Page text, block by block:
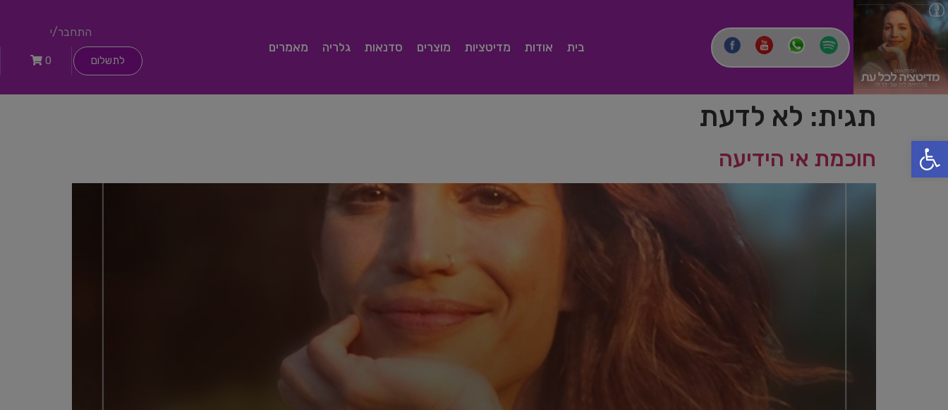
פתח סרגל נגישות
בית אודות מדיטציות מוצרים סדנאות גלריה מאמרים
התחבר/י
לתשלום 0
תגית: לא לדעת
חוכמת אי הידיעה